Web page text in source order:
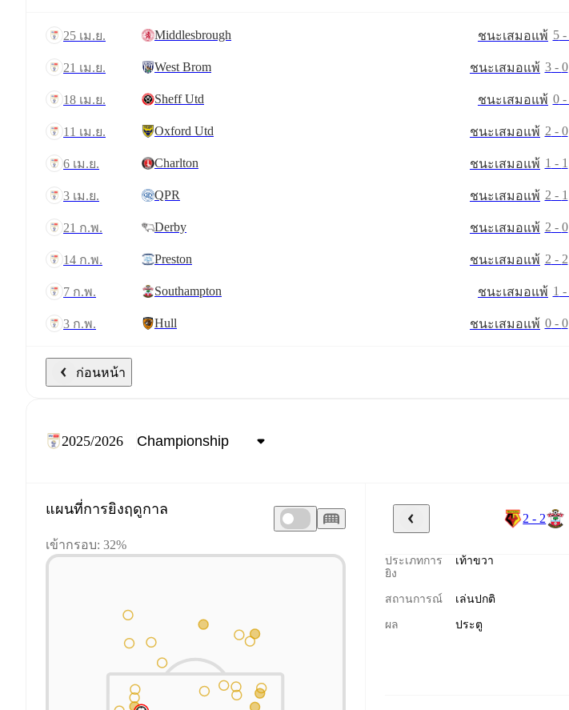
25 เม.ย. Middlesbrough ชนะเสมอแพ้ 5-
21 เม.ย. West Brom ชนะเสมอแพ้ 3- 0
18 เม.ย. Sheff Utd ชนะเสมอแพ้ 0-
11 เม.ย. Oxford Utd ชนะเสมอแพ้ 2 - 0
6 เม.ย. Charlton ชนะเสมอแพ้ 1 - 1
3 เม.ย. QPR ชนะเสมอแพ้ 2 - 1
21 ก.พ. Derby ชนะเสมอแพ้ 2 - 0
14 ก.พ. Preston ชนะเสมอแพ้ 2 - 2
7 ก.พ. Southampton ชนะเสมอแพ้ 1 -
3 ก.พ. Hull ชนะเสมอแพ้ 0- 0
ก่อนหน้า
2025/2026
แผนที่การยิงฤดูกาล
เข้ากรอบ: 32%
2 - 2
ประเภทการ
ยิง
เท้าขวา
สถานการณ์ เล่นปกติ
ผล ประตู